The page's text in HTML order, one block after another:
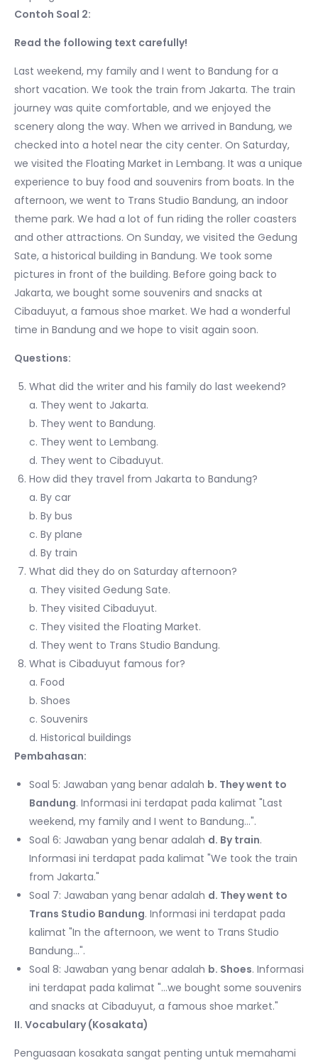
Contoh Soal 2:
Read the following text carefully!
Last weekend, my family and I went to Bandung for a
short vacation. We took the train from Jakarta. The train
journey was quite comfortable, and we enjoyed the
scenery along the way. When we arrived in Bandung, we
checked into a hotel near the city center. On Saturday,
we visited the Floating Market in Lembang. It was a unique
experience to buy food and souvenirs from boats. In the
afternoon, we went to Trans Studio Bandung, an indoor
theme park. We had a lot of fun riding the roller coasters
and other attractions. On Sunday, we visited the Gedung
Sate, a historical building in Bandung. We took some
pictures in front of the building. Before going back to
Jakarta, we bought some souvenirs and snacks at
Cibaduyut, a famous shoe market. We had a wonderful
time in Bandung and we hope to visit again soon.
Questions:
What did the writer and his family do last weekend?
a. They went to Jakarta.
b. They went to Bandung.
c. They went to Lembang.
d. They went to Cibaduyut.
How did they travel from Jakarta to Bandung?
a. By car
b. By bus
c. By plane
d. By train
What did they do on Saturday afternoon?
a. They visited Gedung Sate.
b. They visited Cibaduyut.
c. They visited the Floating Market.
d. They went to Trans Studio Bandung.
What is Cibaduyut famous for?
a. Food
b. Shoes
c. Souvenirs
d. Historical buildings
Pembahasan:
Soal 5: Jawaban yang benar adalah b. They went to
Bandung. Informasi ini terdapat pada kalimat "Last
weekend, my family and I went to Bandung…".
Soal 6: Jawaban yang benar adalah d. By train.
Informasi ini terdapat pada kalimat "We took the train
from Jakarta."
Soal 7: Jawaban yang benar adalah d. They went to
Trans Studio Bandung. Informasi ini terdapat pada
kalimat "In the afternoon, we went to Trans Studio
Bandung…".
Soal 8: Jawaban yang benar adalah b. Shoes. Informasi
ini terdapat pada kalimat "…we bought some souvenirs
and snacks at Cibaduyut, a famous shoe market."
II. Vocabulary (Kosakata)
Penguasaan kosakata sangat penting untuk memahami